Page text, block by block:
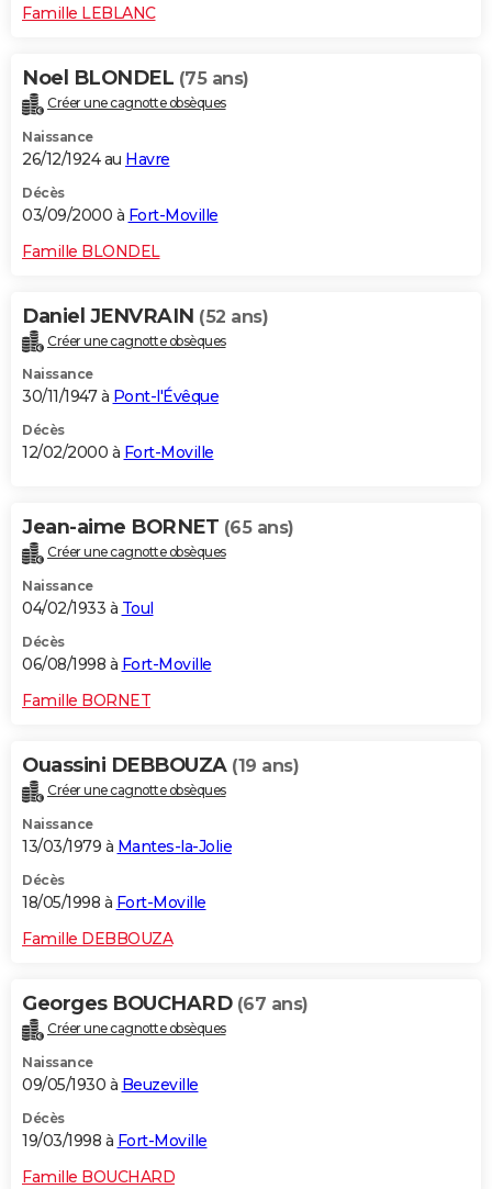
Famille LEBLANC
Noel BLONDEL (75 ans)
Créer une cagnotte obsèques
Naissance
26/12/1924 au Havre
Décès
03/09/2000 à Fort-Moville
Famille BLONDEL
Daniel JENVRAIN (52 ans)
Créer une cagnotte obsèques
Naissance
30/11/1947 à Pont-l'Évêque
Décès
12/02/2000 à Fort-Moville
Jean-aime BORNET (65 ans)
Créer une cagnotte obsèques
Naissance
04/02/1933 à Toul
Décès
06/08/1998 à Fort-Moville
Famille BORNET
Ouassini DEBBOUZA (19 ans)
Créer une cagnotte obsèques
Naissance
13/03/1979 à Mantes-la-Jolie
Décès
18/05/1998 à Fort-Moville
Famille DEBBOUZA
Georges BOUCHARD (67 ans)
Créer une cagnotte obsèques
Naissance
09/05/1930 à Beuzeville
Décès
19/03/1998 à Fort-Moville
Famille BOUCHARD